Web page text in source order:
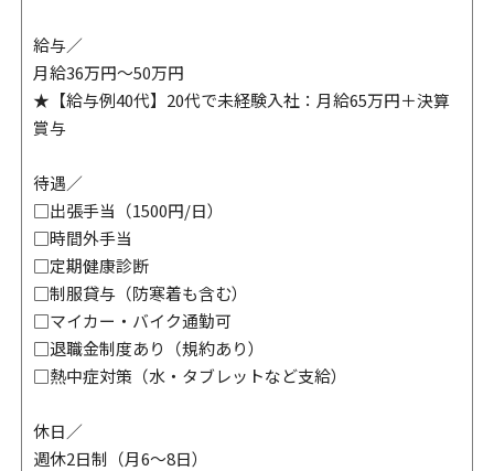
給与／
月給36万円～50万円
★【給与例40代】20代で未経験入社：月給65万円＋決算
賞与
待遇／
□出張手当（1500円/日）
□時間外手当
□定期健康診断
□制服貸与（防寒着も含む）
□マイカー・バイク通勤可
□退職金制度あり（規約あり）
□熱中症対策（水・タブレットなど支給）
休日／
週休2日制（月6～8日）